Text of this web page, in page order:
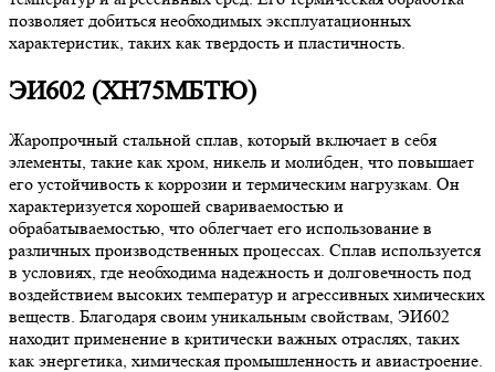
позволяет добиться необходимых эксплуатационных
характеристик, таких как твердость и пластичность.
ЭИ602 (ХН75МБТЮ)
Жаропрочный стальной сплав, который включает в себя
элементы, такие как хром, никель и молибден, что повышает
его устойчивость к коррозии и термическим нагрузкам. Он
характеризуется хорошей свариваемостью и
обрабатываемостью, что облегчает его использование в
различных производственных процессах. Сплав используется
в условиях, где необходима надежность и долговечность под
воздействием высоких температур и агрессивных химических
веществ. Благодаря своим уникальным свойствам, ЭИ602
находит применение в критически важных отраслях, таких
как энергетика, химическая промышленность и авиастроение.